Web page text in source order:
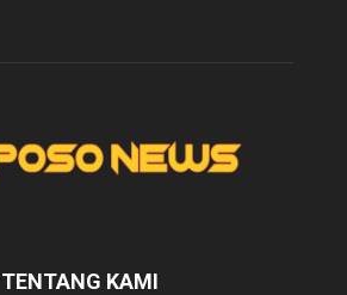
TENTANG KAMI